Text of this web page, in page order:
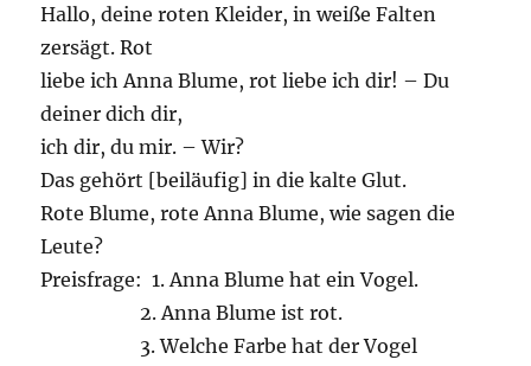
Hallo, deine roten Kleider, in weiße Falten
zersägt. Rot
liebe ich Anna Blume, rot liebe ich dir! – Du
deiner dich dir,
ich dir, du mir. – Wir?
Das gehört [beiläufig] in die kalte Glut.
Rote Blume, rote Anna Blume, wie sagen die
Leute?
Preisfrage: 1. Anna Blume hat ein Vogel.
2. Anna Blume ist rot.
3. Welche Farbe hat der Vogel